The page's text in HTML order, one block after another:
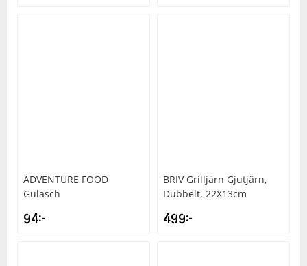
ADVENTURE FOOD
Gulasch
94kr
BRIV Grilljärn Gjutjärn,
Dubbelt, 22X13cm
499kr